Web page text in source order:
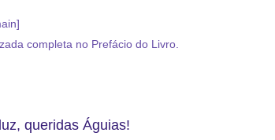
completa no Prefácio do Livro.
queridas Águias!